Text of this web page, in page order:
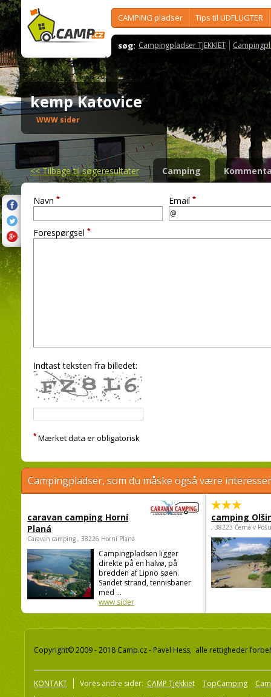
CAMPING pladser Tips til UDFLUGTER
søg: Campingpladser TJEKKIET
kemp Katovice
WWW sider
<<Tilbage til søgeresultater Camping
Navn * Email *
Forespørgsel *
Indtast teksten fra billedet:
* Mærket data er obligatorisk
Campingpladser, som du måske også være
caravan camping Horní
Planá
Caravan camping , 38226 Horní Planá
Campingpladsen ligger
direkte på en halvø, på
bredden af Lipno søen.
Sandet strand, tennisbaner
med ...
www sider
camping
, 38223 Černá v
Copyright© 2009 - 2018 Camp.cz - Pavel Hess, alle rettigheder
KONTAKT Vores andre sider: CAMP Tjekkiet TopCamping